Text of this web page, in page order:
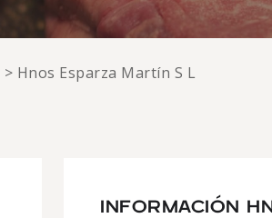
> Hnos Esparza Martín S L
INFORMACIÓN